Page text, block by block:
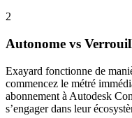
2
Autonome vs
Exayard fonctionne de
commencez le métré
abonnement à Autodesk
s’engager dans leur